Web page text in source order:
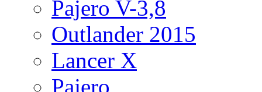
Pajero V-3,8
Outlander 2015
Lancer X
Pajero